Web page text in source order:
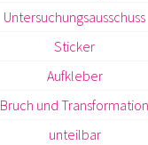
Untersuchungsausschuss
Sticker
Aufkleber
Bruch und Transformation
unteilbar